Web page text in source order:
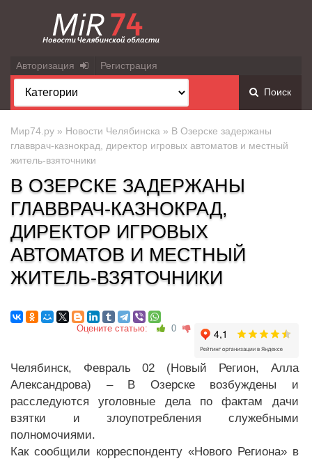
Авторизация Регистрация
Поиск
Мир74.ру » Новости Челябинска » В Озерске задержаны
главврач-казнокрад, директор игровых автоматов и местный
житель-взяточники
В ОЗЕРСКЕ ЗАДЕРЖАНЫ
ГЛАВВРАЧ-КАЗНОКРАД,
ДИРЕКТОР ИГРОВЫХ
АВТОМАТОВ И МЕСТНЫЙ
ЖИТЕЛЬ-ВЗЯТОЧНИКИ
Оцените статью: 0
Челябинск, Февраль 02 (Новый Регион, Алла
Александрова) – В Озерске возбуждены и
расследуются уголовные дела по фактам дачи
взятки и злоупотребления служебными
полномочиями.
Как сообщили корреспонденту «Нового Региона» в